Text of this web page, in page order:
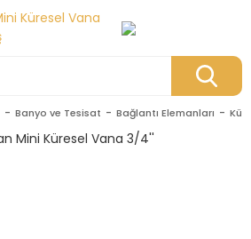
Banyo ve Tesisat Bağlantı Elemanları